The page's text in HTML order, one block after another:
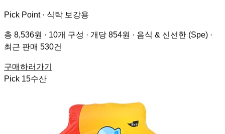
Pick Point · 식탁 보강용
총 8,536원 · 10개 구성 · 개당 854원 · 음식 & 신선한 (Spe) ·
최근 판매 530건
구매하러가기
Pick 15수산